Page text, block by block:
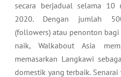
secara berjadual selama
2020. Dengan jumlah
(followers) atau penonton
naik, Walkabout Asia
memasarkan Langkawi
domestik yang terbaik.